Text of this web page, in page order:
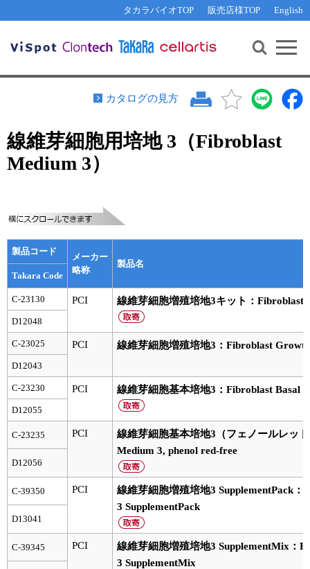
タカラバイオTOP 販売店様TOP English
機能解析・サイレンシング
PCR・等温増幅
リアルタイムPCR（qPCR）
テクニカルサポートライン
その他 ライセンスに関するご相談
遺伝子組換え生物該当製品
研究支援ツール
Cut-Site Navigator 制限酵素切断サイトの検索
In-Fusion Cloning プライマー設計
抗体検索サイト
リアルタイムPCR
リアルタイムPCR（プローブ法）
プライマー・プローブ検索・注文
機器ソフトウェア・ベクター配列ダウンロード
実験ガイド
リアルタイムPCR実験ガイド
遺伝子検査ガイド（食品・水質・家畜他）
NGSポータルサイト
幹細胞・再生医療研究ガイド
クローニング実験ガイド
細胞選択ガイド
エピジェネティクス実験ガイド
RNAi実験ガイド
お問い合わせ WEB会員登録
カタログの見方
線維芽細胞用培地 3（Fibroblast
Medium 3）
製品コード
メーカー
略称
製品名
Takara Code
C-23130 PCI 線維芽細胞増殖培地3キット：
D12048
C-23025 PCI 線維芽細胞増殖培地3：Fibroblast
D12043
C-23230 PCI 線維芽細胞基本培地3：Fibroblast Basal
D12055
C-23235 PCI
線維芽細胞基本培地3（フェノールレッ
Medium 3, phenol red-free
D12056
C-39350 PCI
線維芽細胞増殖培地3 SupplementPack
3 SupplementPack
D13041
C-39345 PCI
線維芽細胞増殖培地3 SupplementMix：
3 SupplementMix